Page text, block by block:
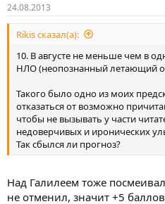
24.08.2013
Rikis сказал(а):
10. В августе не меньше чем в
НЛО (неопознанный летающий
Такого было одно из моих
отказаться от возможно
чтобы не вызывать у части
недоверчивых и иронических
Так сбылся ли прогноз?
Над Галилеем тоже
не отменил, значит +5